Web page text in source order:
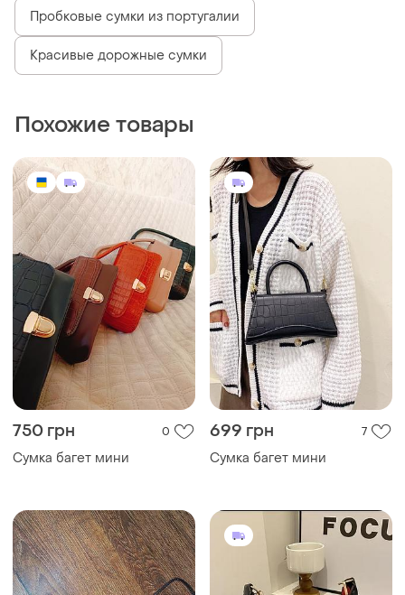
Пробковые сумки из португалии
Красивые дорожные сумки
Похожие товары
750 грн 0
Сумка багет мини
699 грн 7
Сумка багет мини